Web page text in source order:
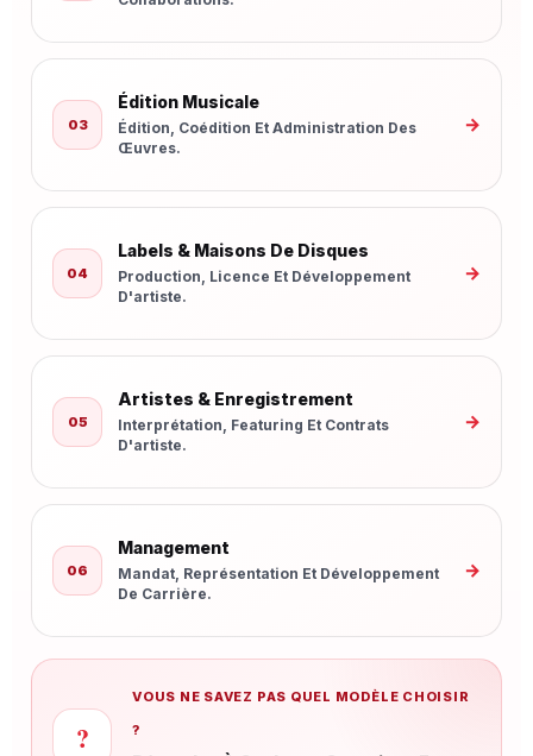
03
Édition Musicale
Édition, Coédition Et Administration Des
Œuvres.
→
04
Labels & Maisons De Disques
Production, Licence Et Développement
D'artiste.
→
05
Artistes & Enregistrement
Interprétation, Featuring Et Contrats
D'artiste.
→
06
Management
Mandat, Représentation Et Développement
De Carrière.
→
?
VOUS NE SAVEZ PAS QUEL MODÈLE CHOISIR
?